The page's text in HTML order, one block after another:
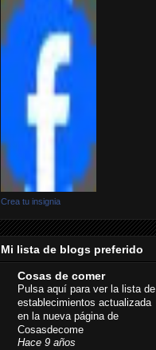
Crea tu insignia
Mi lista de blogs preferido
Cosas de comer
Pulsa aquí para ver la lista de
establecimientos actualizada
en la nueva página de
Cosasdecome
Hace 9 años